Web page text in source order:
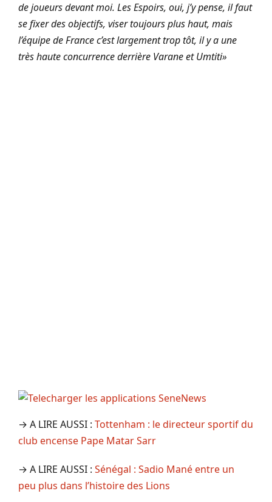
de joueurs devant moi. Les Espoirs, oui, j’y pense, il faut
se fixer des objectifs, viser toujours plus haut, mais
l’équipe de France c’est largement trop tôt, il y a une
très haute concurrence derrière Varane et Umtiti»
→ A LIRE AUSSI : Tottenham : le directeur sportif du
club encense Pape Matar Sarr
→ A LIRE AUSSI : Sénégal : Sadio Mané entre un
peu plus dans l’histoire des Lions